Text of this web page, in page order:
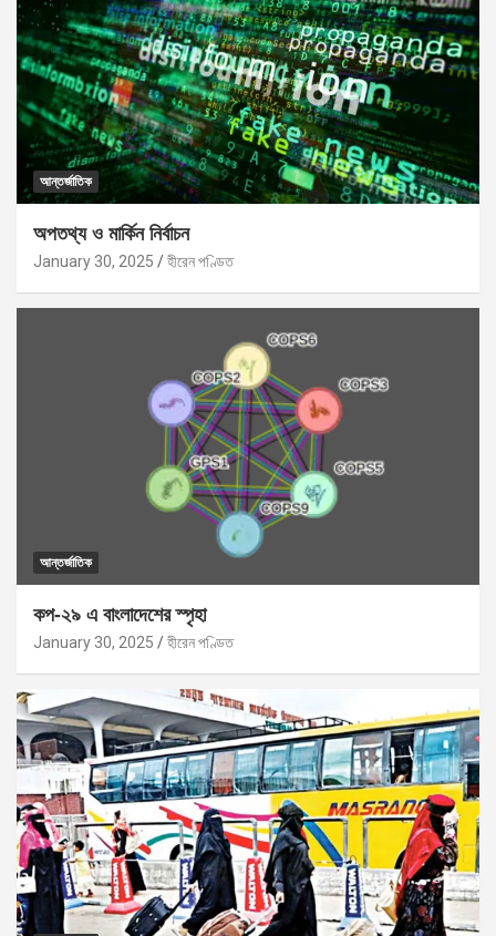
আন্তর্জাতিক
অপতথ্য ও মার্কিন নির্বাচন
January 30, 2025 হীরেন পণ্ডিত
আন্তর্জাতিক
কপ-২৯ এ বাংলাদেশের স্পৃহা
January 30, 2025 হীরেন পণ্ডিত